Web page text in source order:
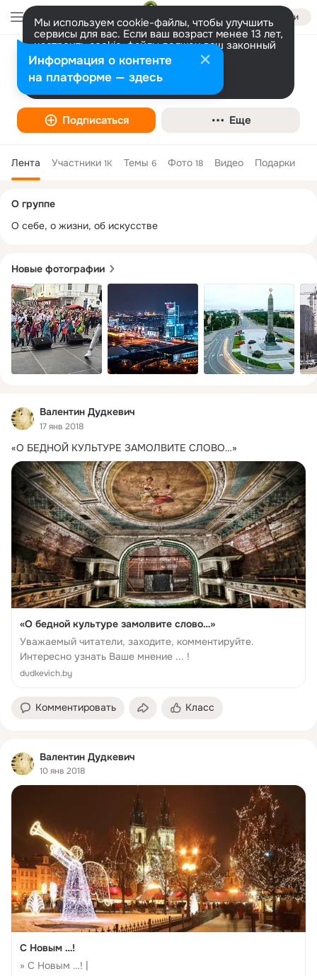
Войти
Мы используем cookie-файлы, чтобы улучшить
сервисы для вас. Если ваш возраст менее 13 лет,
настроить cookie-файлы должен ваш законный
представитель. Больше информации
Разрешить все Настроить
Валентин Дудкевич
Подписаться Еще
Лента Участники 1K Темы 6 Фото 18 Видео Подарки
Новые фотографии
Валентин Дудкевич
17 янв 2018
«О БЕДНОЙ КУЛЬТУРЕ ЗАМОЛВИТЕ СЛОВО…»
«О бедной культуре замолвите слово…»
Уважаемый читатели, заходите, комментируйте.
Интересно узнать Ваше мнение ... !
dudkevich.by
Комментировать Класс
Валентин Дудкевич
10 янв 2018
С Новым …!
» С Новым …! |
колонка
О группе
О себе, о жизни, об искусстве
Информация о контенте
на платформе — здесь